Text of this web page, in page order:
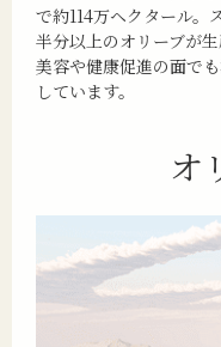
で約114万ヘクタール。
半分以上のオリーブが
美容や健康促進の面で
しています。
オ